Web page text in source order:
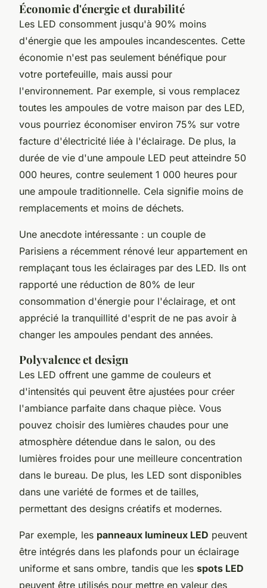
Économie d'énergie et durabilité
Les LED consomment jusqu'à 90% moins
d'énergie que les ampoules incandescentes. Cette
économie n'est pas seulement bénéfique pour
votre portefeuille, mais aussi pour
l'environnement. Par exemple, si vous remplacez
toutes les ampoules de votre maison par des LED,
vous pourriez économiser environ 75% sur votre
facture d'électricité liée à l'éclairage. De plus, la
durée de vie d'une ampoule LED peut atteindre 50
000 heures, contre seulement 1 000 heures pour
une ampoule traditionnelle. Cela signifie moins de
remplacements et moins de déchets.
Une anecdote intéressante : un couple de
Parisiens a récemment rénové leur appartement en
remplaçant tous les éclairages par des LED. Ils ont
rapporté une réduction de 80% de leur
consommation d'énergie pour l'éclairage, et ont
apprécié la tranquillité d'esprit de ne pas avoir à
changer les ampoules pendant des années.
Polyvalence et design
Les LED offrent une gamme de couleurs et
d'intensités qui peuvent être ajustées pour créer
l'ambiance parfaite dans chaque pièce. Vous
pouvez choisir des lumières chaudes pour une
atmosphère détendue dans le salon, ou des
lumières froides pour une meilleure concentration
dans le bureau. De plus, les LED sont disponibles
dans une variété de formes et de tailles,
permettant des designs créatifs et modernes.
Par exemple, les panneaux lumineux LED peuvent
être intégrés dans les plafonds pour un éclairage
uniforme et sans ombre, tandis que les spots LED
peuvent être utilisés pour mettre en valeur des